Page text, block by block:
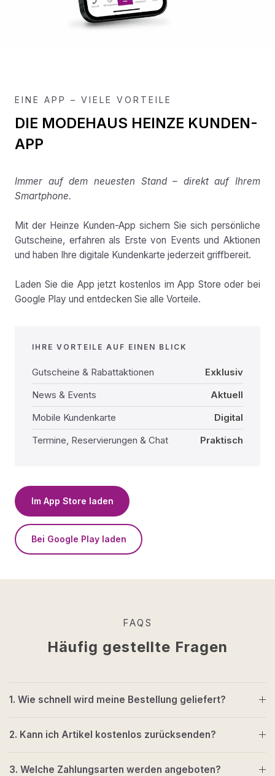
EINE APP – VIELE VORTEILE
DIE MODEHAUS HEINZE KUNDEN-
APP
Immer auf dem neuesten Stand – direkt auf Ihrem
Smartphone.
Mit der Heinze Kunden-App sichern Sie sich persönliche
Gutscheine, erfahren als Erste von Events und Aktionen
und haben Ihre digitale Kundenkarte jederzeit griffbereit.
Laden Sie die App jetzt kostenlos im App Store oder bei
Google Play und entdecken Sie alle Vorteile.
IHRE VORTEILE AUF EINEN BLICK
Gutscheine & Rabattaktionen
Exklusiv
News & Events
Aktuell
Mobile Kundenkarte
Digital
Termine, Reservierungen & Chat
Praktisch
Im App Store laden
Bei Google Play laden
FAQS
Häufig gestellte Fragen
1. Wie schnell wird meine Bestellung geliefert?
2. Kann ich Artikel kostenlos zurücksenden?
3. Welche Zahlungsarten werden angeboten?